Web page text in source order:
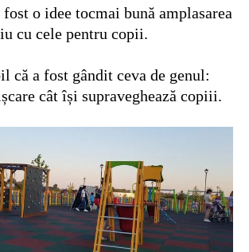
o idee tocmai bună amplasarea
cu cele pentru copii.
că a fost gândit ceva de genul:
cât își supraveghează copiii.